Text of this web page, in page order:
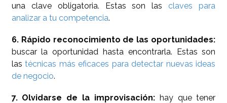
una clave obligatoria. Estas son las claves para
analizar a tu competencia.
6. Rápido reconocimiento de las oportunidades:
buscar la oportunidad hasta encontrarla. Estas son
las técnicas más eficaces para detectar nuevas ideas
de negocio.
7. Olvidarse de la improvisación:hay que tener